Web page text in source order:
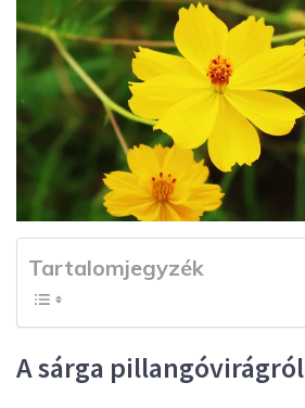
Tartalomjegyzék
A sárga pillangóvirágról